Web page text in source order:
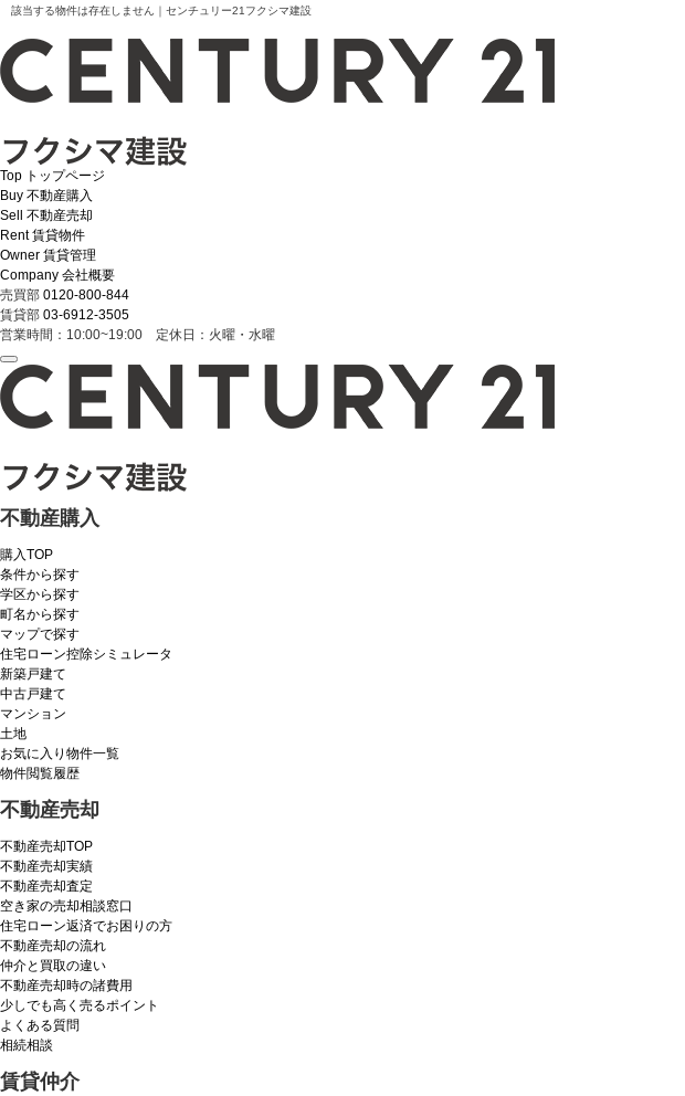
該当する物件は存在しません｜センチュリー21フクシマ建設
Top トップページ
Buy 不動産購入
Sell
不動産売却
Rent 賃貸物件
Owner 賃貸管理
Company 会社概要
売買部 0120-800-844
賃貸部 03-6912-3505
営業時間：10:00~19:00 定休日：火曜・水曜
不動産購入
購入TOP
条件から探す
学区から探す
町名から探す
マップで探す
住宅ローン控除シミュレータ
新築戸建て
中古戸建て
マンション
土地
お気に入り物件一覧
物件閲覧履歴
不動産売却
不動産売却TOP
不動産売却実績
不動産売却査定
空き家の売却相談窓口
住宅ローン返済でお困りの方
不動産売却の流れ
仲介と買取の違い
不動産売却時の諸費用
少しでも高く売るポイント
よくある質問
相続相談
賃貸仲介